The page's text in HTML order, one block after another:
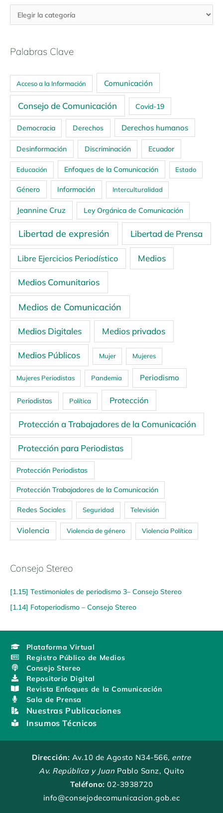
Palabras Clave
Acceso a la Información Comunicación
Consejo de Comunicación Covid-19
Democracia Derechos Derechos humanos
Desinformación Discriminación Ecuador
Educación Enfoques de la Comunicación Estado
Género Información Interculturalidad
Jeannine Cruz Ley Orgánica de Comunicación
Libertad de expresión Libertad de Prensa
Libre Ejercicios Periodístico Medios
Medios Comunitarios
Medios de Comunicación
Medios Digitales Medios privados
Medios Públicos Mujer Mujeres
Mujeres Periodistas Pandemia Periodismo
Periodistas Política Protección
Protección a Trabajadores de la Comunicación
Protección para Periodistas
Protección Periodistas
Protección Trabajadores de la Comunicación
Redes Sociales Seguridad Televisión
Violencia Violencia de género Violencia Política
Consejo Stereo
[1.15] Testimoniales de periodismo 3– Consejo Stereo
[1.14] Fotoperiodismo – Consejo Stereo
Plataforma Virtual
Registro Público de Medios
Consejo Stereo
Repositorio Digital
Revista Enfoques de la Comunicación
Sala de Prensa
Nuestras Publicaciones
Insumos Técnicos
Dirección: Av.10 de Agosto N34-566, entre
Av. República y Juan Pablo Sanz, Quito
Teléfono: 02-3938720
info@consejodecomunicacion.gob.ec